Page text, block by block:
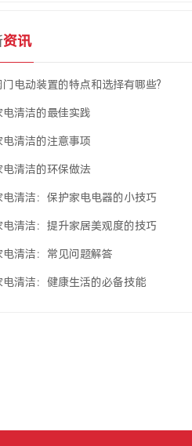
资讯
门电动装置的特点和选择有哪些?
电清洁的最佳实践
电清洁的注意事项
电清洁的环保做法
电清洁：保护家电电器的小技巧
电清洁：提升家居美观度的技巧
电清洁：常见问题解答
电清洁：健康生活的必备技能